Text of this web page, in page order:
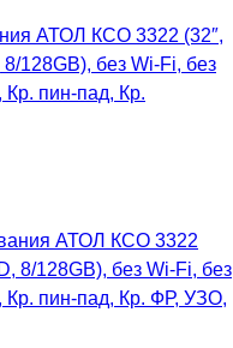
АТОЛ КСО 3322 (32″,
128GB), без Wi-Fi, без
пин-пад, Кр.